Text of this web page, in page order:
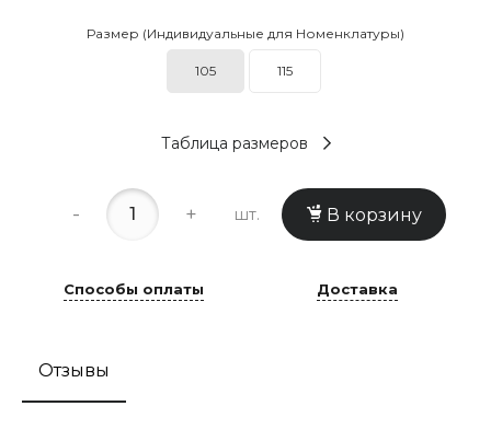
Размер (Индивидуальные для Номенклатуры)
105 115
Таблица размеров
- + шт. В корзину
Способы оплаты Доставка
Отзывы